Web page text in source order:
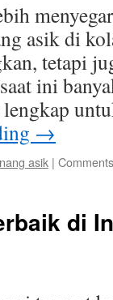
asik di
tetapi
ini
→
asik |
di